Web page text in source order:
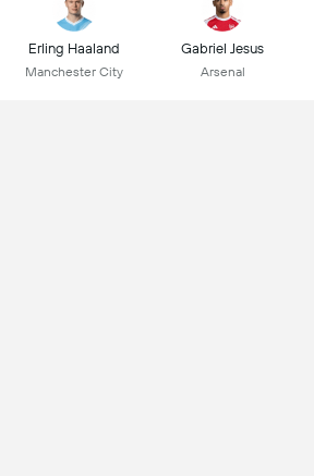
Erling Haaland
Manchester City
Gabriel Jesus
Arsenal